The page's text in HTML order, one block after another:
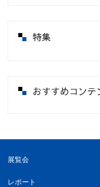
特集
おすすめコンテ
展覧会
レポート